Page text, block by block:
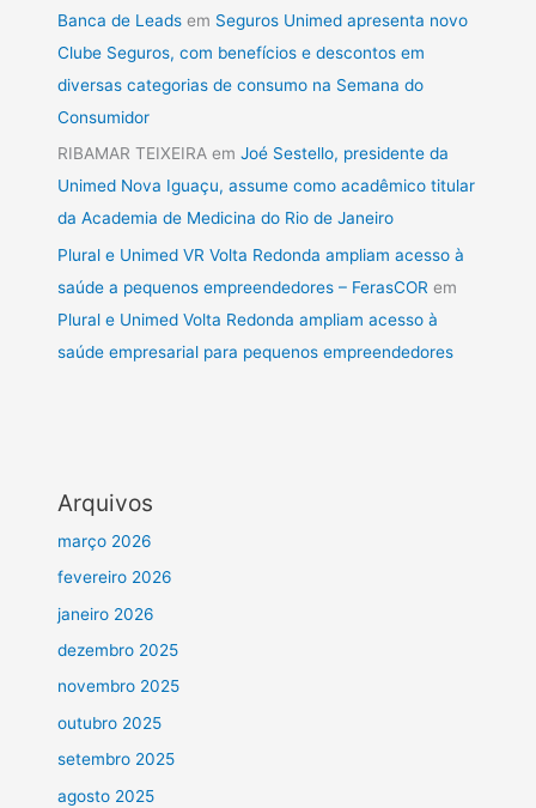
Banca de Leads em Seguros Unimed apresenta novo
Clube Seguros, com benefícios e descontos em
diversas categorias de consumo na Semana do
Consumidor
RIBAMAR TEIXEIRA emJoé Sestello, presidente da
Unimed Nova Iguaçu, assume como acadêmico titular
da Academia de Medicina do Rio de Janeiro
Plural e Unimed VR Volta Redonda ampliam acesso à
saúde a pequenos empreendedores – FerasCOR em
Plural e Unimed Volta Redonda ampliam acesso à
saúde empresarial para pequenos empreendedores
Arquivos
março 2026
fevereiro 2026
janeiro 2026
dezembro 2025
novembro 2025
outubro 2025
setembro 2025
agosto 2025